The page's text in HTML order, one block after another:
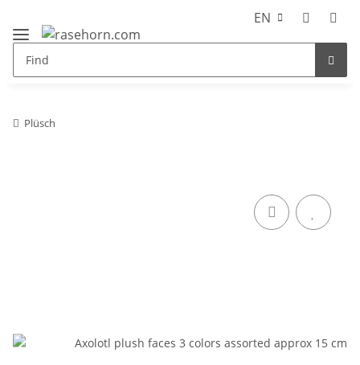
EN
Plüsch